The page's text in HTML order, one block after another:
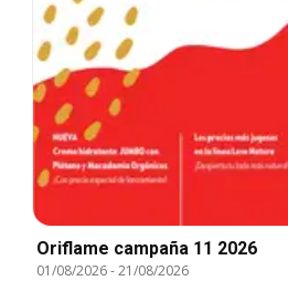
Oriflame campaña 11 2026
01/08/2026-21/08/2026